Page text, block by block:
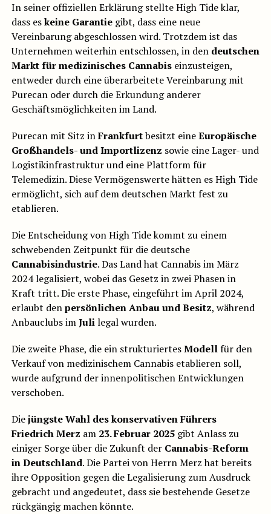
In seiner offiziellen Erklärung stellte High Tide klar,
dass eskeine Garantiegibt, dass eine neue
Vereinbarung abgeschlossen wird. Trotzdem ist das
Unternehmen weiterhin entschlossen, in den deutschen
Markt für medizinisches Cannabiseinzusteigen,
entweder durch eine überarbeitete Vereinbarung mit
Purecan oder durch die Erkundung anderer
Geschäftsmöglichkeiten im Land.
Purecan mit Sitz inFrankfurtbesitzt eineEuropäische
Großhandels- und Importlizenz sowie eine Lager- und
Logistikinfrastruktur und eine Plattform für
Telemedizin. Diese Vermögenswerte hätten es High Tide
ermöglicht, sich auf dem deutschen Markt fest zu
etablieren.
Die Entscheidung von High Tide kommt zu einem
schwebenden Zeitpunkt für die deutsche
Cannabisindustrie. Das Land hat Cannabis im März
2024 legalisiert, wobei das Gesetz in zwei Phasen in
Kraft tritt. Die erste Phase, eingeführt im April 2024,
erlaubt denpersönlichen Anbau und Besitz, während
Anbauclubs imJulilegal wurden.
Die zweite Phase, die ein strukturiertesModellfür den
Verkauf von medizinischem Cannabis etablieren soll,
wurde aufgrund der innenpolitischen Entwicklungen
verschoben.
Diejüngste Wahl des konservativen Führers
Friedrich Merz am 23. Februar 2025gibt Anlass zu
einiger Sorge über die Zukunft der Cannabis-Reform
in Deutschland. Die Partei von Herrn Merz hat bereits
ihre Opposition gegen die Legalisierung zum Ausdruck
gebracht und angedeutet, dass sie bestehende Gesetze
rückgängig machen könnte.